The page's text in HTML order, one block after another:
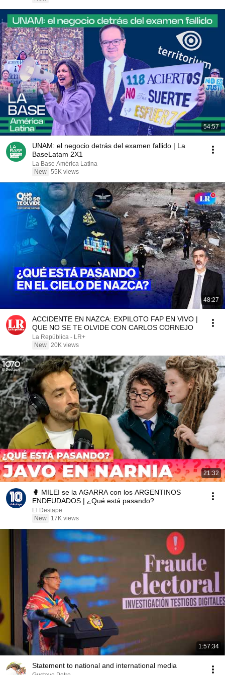
54:57
UNAM: el negocio detrás del examen fallido | La
BaseLatam 2X1
La Base América Latina
New 55K views
48:27
ACCIDENTE EN NAZCA: EXPILOTO FAP EN VIVO |
QUE NO SE TE OLVIDE CON CARLOS CORNEJO
La República - LR+
New 20K views
21:32
🥊 MILEI se la AGARRA con los ARGENTINOS
ENDEUDADOS | ¿Qué está pasando?
El Destape
New
17K views
1:57:34
Statement to national and international media